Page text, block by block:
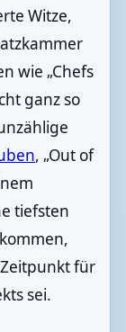
Witze,
wie „Chefs
ganz so
, „Out of
tiefsten
für
sei.